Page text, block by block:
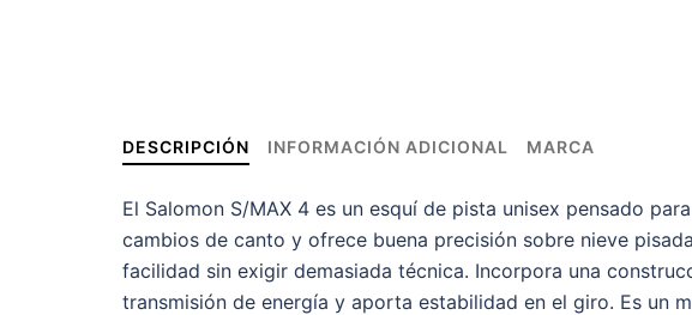
DESCRIPCIÓN INFORMACIÓN ADICIONAL MARCA
El Salomon S/MAX 4 es un esquí de pista unisex pensado
cambios de canto y ofrece buena precisión sobre nieve
facilidad sin exigir demasiada técnica. Incorpora una
transmisión de energía y aporta estabilidad en el giro. Es un